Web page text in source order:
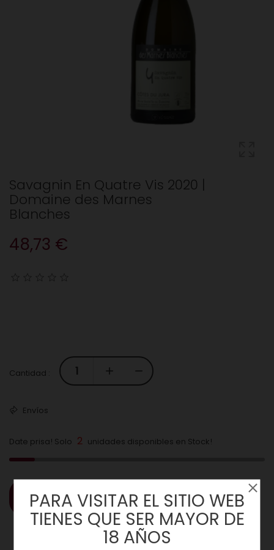
Savagnin En Quatre Vis 2020 |
Domaine des Marnes
Blanches
48,73 €
Cantidad :
Envíos
Date prisa! Solo 2 unidades disponibles en Stock!
COMPRAR
PARA VISITAR EL SITIO WEB
TIENES QUE SER MAYOR DE
18 AÑOS